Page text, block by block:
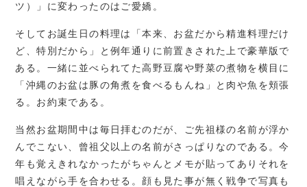
ツ）」に変わったのはご愛嬌。
そしてお誕生日の料理は「本来、お盆だから精進料理だけ
ど、特別だから」と例年通りに前置きされた上で豪華版で
ある。一緒に並べられてた高野豆腐や野菜の煮物を横目に
「沖縄のお盆は豚の角煮を食べるもんね」と肉や魚を頬張
る。お約束である。
当然お盆期間中は毎日拝むのだが、ご先祖様の名前が浮か
んでこない、曾祖父以上の名前がさっぱりなのである。今
年も覚えきれなかったがちゃんとメモが貼ってありそれを
唱えながら手を合わせる。顔も見た事が無く戦争で写真も